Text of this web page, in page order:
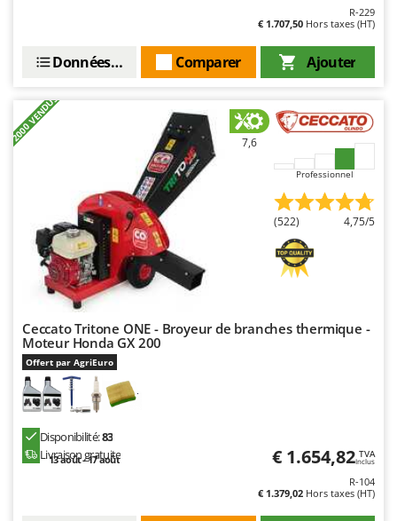
R-229
€ 1.707,50 Hors taxes (HT)
Ajouter
Comparer
Données techniques
+2000 VENDUS 7,6
Professionnel
(522) 4,75/5
Ceccato Tritone ONE - Broyeur de branches thermique -
Moteur Honda GX 200
Offert par AgriEuro
Disponibilité:83
Livraison gratuite
13 août - 17 août € 1.654,82 TVA
Inclus
R-104
€ 1.379,02 Hors taxes (HT)